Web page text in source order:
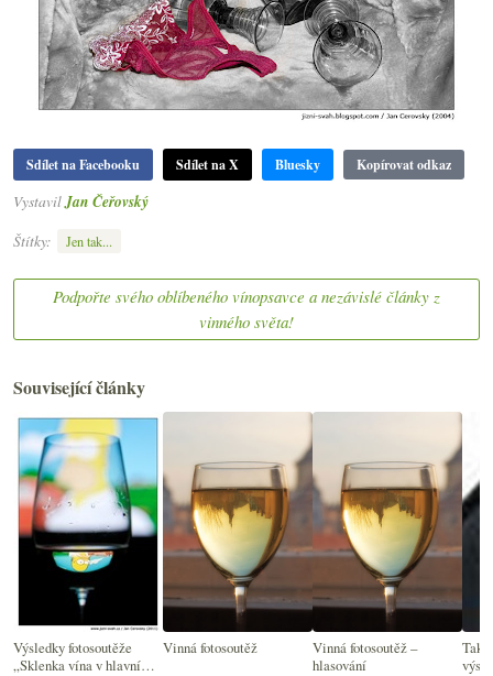
Sdílet na Facebooku Sdílet na X Bluesky Kopírovat odkaz
Vystavil Jan Čeřovský
Štítky:
Jen tak...
Podpořte svého oblíbeného vínopsavce a nezávislé články z
vinného světa!
Související články
Výsledky fotosoutěže
„Sklenka vína v hlavní
Vinná fotosoutěž
Vinná fotosoutěž –
hlasování
Tak